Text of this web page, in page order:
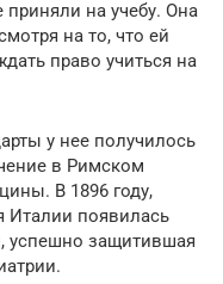
на учебу. Она
на то, что ей
право учиться на
у нее получилось
в Римском
В 1896 году,
Италии появилась
успешно защитившая